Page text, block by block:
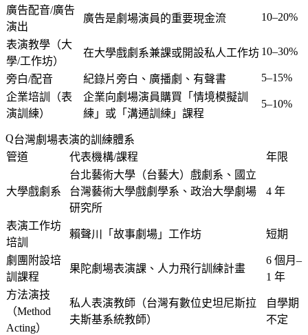
廣告配音/廣告
演出
廣告是劇場演員的重要現金流 10–20%
表演教學（大
學/工作坊）
在大學戲劇系兼課或開設私人工作坊 10–30%
旁白/配音 紀錄片旁白、廣播劇、有聲書
5–15%
企業培訓（表
演訓練）
企業向劇場演員購買「情境模擬訓
練」或「溝通訓練」課程
5–10%
台灣劇場表演的訓練體系
管道
代表機構/課程 年限
大學戲劇系
台北藝術大學（台藝大）戲劇系、國立
台灣藝術大學戲劇學系、政治大學劇場
研究所
4 年
表演工作坊
培訓
賴聲川「故事劇場」工作坊 短期
劇團附設培
訓課程
果陀劇場表演課、人力飛行訓練計畫
6 個月–
1 年
方法演技
（Method
Acting）
私人表演教師（台灣有數位史坦尼斯拉
夫斯基系統教師）
自學期
不定